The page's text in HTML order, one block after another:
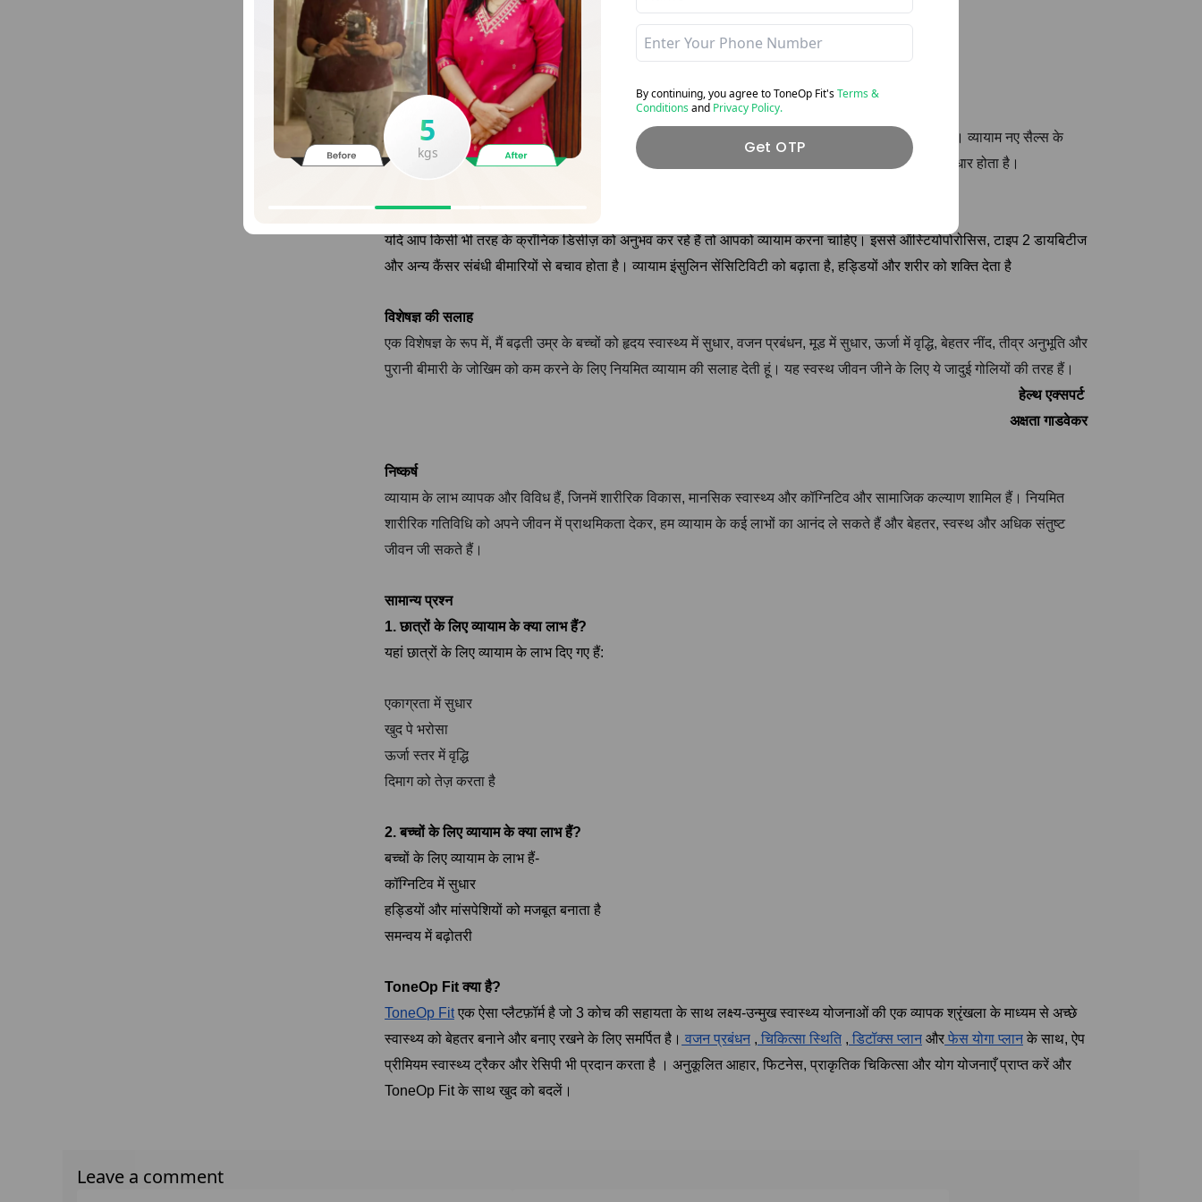
तनाव कम होता है और वह अच्छी नींद लेकर तरोताज़ा उठता है।
ये भी पढ़ें-10 Tips For Better Exercise For Beginners At Home!
6. कॉग्निटिव फंक्शन में सुधार
व्यायाम करने का एक अन्य लाभ कॉग्निटिव फंक्शन में सुधार करना है, जैसे मेमोरी में सुधार और समस्या-समाधान स्किल। व्यायाम नए सैल्स के
विकास को उत्तेजित करता है और नर्व कनेक्शन को मजबूत करता है, जिससे मस्तिष्क के समग्र स्वास्थ्य और कार्य में सुधार होता है।
7. क्रॉनिक डिसीज़ का खतरा कम
यदि आप किसी भी तरह के क्रॉनिक डिसीज़ को अनुभव कर रहे हैं तो आपको व्यायाम करना चाहिए। इससे ऑस्टियोपोरोसिस, टाइप 2 डायबिटीज
और अन्य कैंसर संबंधी बीमारियों से बचाव होता है। व्यायाम इंसुलिन सेंसिटिविटी को बढ़ाता है, हड्डियों और शरीर को शक्ति देता है
विशेषज्ञ की सलाह
एक विशेषज्ञ के रूप में, मैं बढ़ती उम्र के बच्चों को हृदय स्वास्थ्य में सुधार, वजन प्रबंधन, मूड में सुधार, ऊर्जा में वृद्धि, बेहतर नींद, तीव्र अनुभूति और
पुरानी बीमारी के जोखिम को कम करने के लिए नियमित व्यायाम की सलाह देती हूं। यह स्वस्थ जीवन जीने के लिए ये जादुई गोलियों की तरह हैं।
हेल्थ एक्सपर्ट
अक्षता गाडवेकर
निष्कर्ष
व्यायाम के लाभ व्यापक और विविध हैं, जिनमें शारीरिक विकास, मानसिक स्वास्थ्य और कॉग्निटिव और सामाजिक कल्याण शामिल हैं। नियमित
शारीरिक गतिविधि को अपने जीवन में प्राथमिकता देकर, हम व्यायाम के कई लाभों का आनंद ले सकते हैं और बेहतर, स्वस्थ और अधिक संतुष्ट
जीवन जी सकते हैं।
सामान्य प्रश्न
1. छात्रों के लिए व्यायाम के क्या लाभ हैं?
यहां छात्रों के लिए व्यायाम के लाभ दिए गए हैं:
एकाग्रता में सुधार
खुद पे भरोसा
ऊर्जा स्तर में वृद्धि
दिमाग को तेज़ करता है
2. बच्चों के लिए व्यायाम के क्या लाभ हैं?
बच्चों के लिए व्यायाम के लाभ हैं-
कॉग्निटिव में सुधार
हड्डियों और मांसपेशियों को मजबूत बनाता है
समन्वय में बढ़ोतरी
ToneOp Fit क्या है?
ToneOp Fit एक ऐसा प्लैटफ़ॉर्म है जो 3 कोच की सहायता के साथ लक्ष्य-उन्मुख स्वास्थ्य योजनाओं की एक व्यापक श्रृंखला के माध्यम से अच्छे
स्वास्थ्य को बेहतर बनाने और बनाए रखने के लिए समर्पित है। वजन प्रबंधन , चिकित्सा स्थिति , डिटॉक्स प्लान और फेस योगा प्लान के साथ, ऐप
प्रीमियम स्वास्थ्य ट्रैकर और रेसिपी भी प्रदान करता है । अनुकूलित आहार, फिटनेस, प्राकृतिक चिकित्सा और योग योजनाएँ प्राप्त करें और
ToneOp Fit के साथ खुद को बदलें।
Leave a comment
kgs
By continuing, you agree to ToneOpFit'sTerms &
Conditionsand Privacy Policy.
Get OTP